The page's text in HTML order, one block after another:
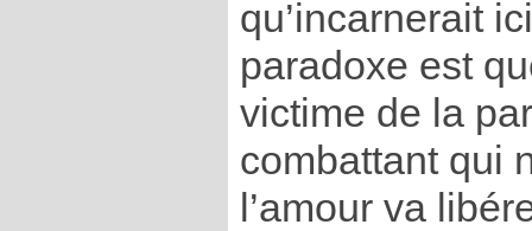
qu’incarnerait
paradoxe est
victime de la
combattant qui
l’amour va